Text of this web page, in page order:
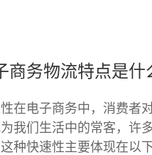
商务物流特点是什
在电子商务中，消费者
我们生活中的常客，许
种快速性主要体现在以